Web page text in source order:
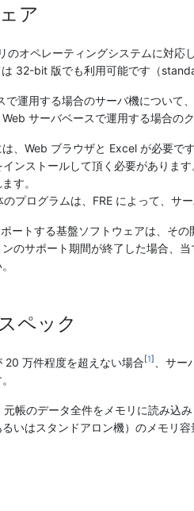
ア
のオペレーティングシステムに対
32-bit 版でも利用可能です（
で運用する場合のサーバ機について
サーバベースで運用する場合の
、Web ブラウザと Excel が必要で
インストールして頂く必要がありま
す。
プログラムは、FRE によって、サ
ートする基盤ソフトウェアは、そ
のサポート期間が終了した場合、
ペック
20 万件程度を超えない場合 [1]
、サ
帳のデータ全件をメモリに読み込
いはスタンドアロン機）のメモリ容